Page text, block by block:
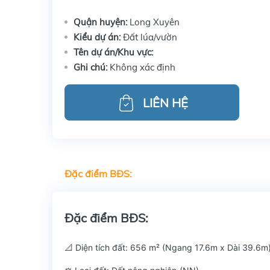
Quận huyện: Long Xuyên
Kiểu dự án:Đất lúa/vườn
Tên dự án/Khu vực:
Ghi chú: Không xác định
LIÊN HỆ
Đặc điểm BĐS:
Đặc điểm BĐS:
📐 Diện tích đất: 656 m² (Ngang 17.6m x Dài